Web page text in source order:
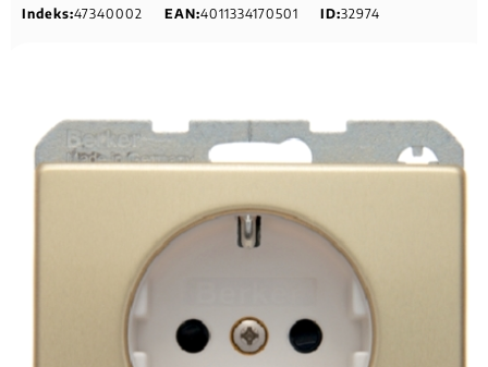
Indeks:47340002 EAN:4011334170501 ID:32974